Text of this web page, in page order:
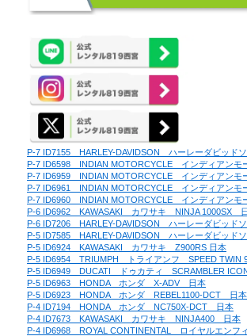
P-7 ID7155　HARLEY-DAVIDSON　ハーレーダビッド
P-7 ID6598　INDIAN MOTORCYCLE　インディアン
P-7 ID6959　INDIAN MOTORCYCLE　インディアン
P-7 ID6961　INDIAN MOTORCYCLE　インディアン
P-7 ID6960　INDIAN MOTORCYCLE　インディアン
P-6 ID6962　KAWASAKI　カワサキ　NINJA 1000SX　
P-6 ID7206　HARLEY-DAVIDSON　ハーレーダビッド
P-5 ID7585　HARLEY-DAVIDSON　ハーレーダビッド
P-5 ID6924　KAWASAKI　カワサキ　Z900RS 日本
P-5 ID6954　TRIUMPH　トライアンフ　SPEED TWIN
P-5 ID6949　DUCATI　ドゥカティ　SCRAMBLER
P-5 ID6963　HONDA　ホンダ　X-ADV　日本
P-5 ID6923　HONDA　ホンダ　REBEL1100-DCT　日本
P-4 ID7194　HONDA　ホンダ　NC750X-DCT　日本
P-4 ID7673　KAWASAKI　カワサキ　NINJA400　日本
P-4 ID6968　ROYAL CONTINENTAL　ロイヤルエンフ